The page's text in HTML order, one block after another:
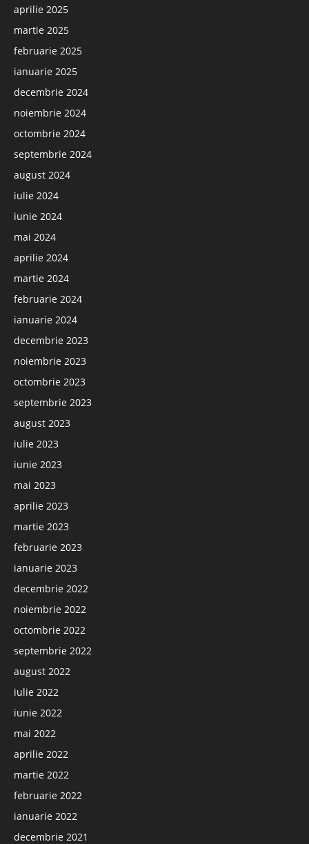
aprilie 2025
martie 2025
februarie 2025
ianuarie 2025
decembrie 2024
noiembrie 2024
octombrie 2024
septembrie 2024
august 2024
iulie 2024
iunie 2024
mai 2024
aprilie 2024
martie 2024
februarie 2024
ianuarie 2024
decembrie 2023
noiembrie 2023
octombrie 2023
septembrie 2023
august 2023
iulie 2023
iunie 2023
mai 2023
aprilie 2023
martie 2023
februarie 2023
ianuarie 2023
decembrie 2022
noiembrie 2022
octombrie 2022
septembrie 2022
august 2022
iulie 2022
iunie 2022
mai 2022
aprilie 2022
martie 2022
februarie 2022
ianuarie 2022
decembrie 2021